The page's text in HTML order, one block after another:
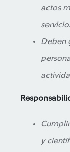
actos
Deben
y